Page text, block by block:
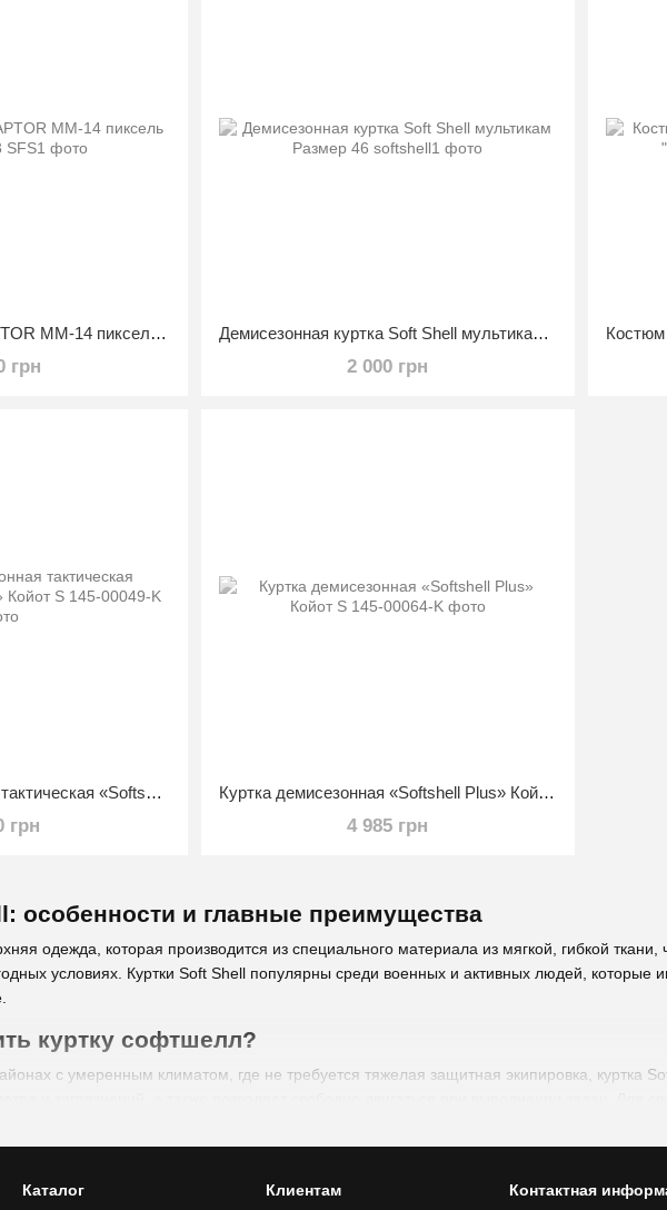
особенности и главные преимущества
одежда, которая производится из специального материала из мягкой, гибкой
условиях. Куртки Soft Shell популярны среди военных и активных людей, которые
куртку софтшелл?
с умеренным климатом, где не требуется тяжелая защитная экипировка, куртка
ситуации, обеспечивая при этом достаточный уровень защиты.
Shell включают:
Куртка супермен RAPTOR ММ-14 пиксель размер 46/3
грн
Демисезонная куртка Soft Shell мультикам Размер 46
2 000 грн
Куртка демисезонная тактическая «Softshell Jacket SCU» Койот S
грн
Куртка демисезонная «Softshell Plus» Койот S
4 985 грн
Каталог Клиентам Контактная